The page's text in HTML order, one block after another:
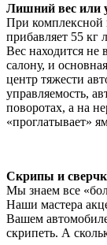
Лишний вес или
При комплексной
прибавляет 55 кг
Вес находится не
салону, и
центр тяжести
управляемость,
поворотах, а на
«проглатывает»
Скрипы и
Мы знаем все
Наши мастера
Вашем
скрипеть. А